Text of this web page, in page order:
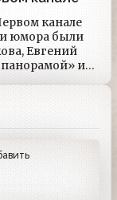
канале
юмора были
Евгений
и
Галкин со
Евгений